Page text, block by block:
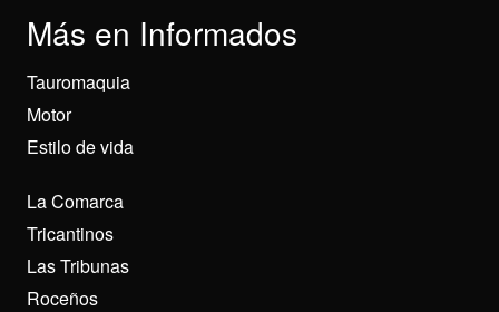
Más en Informados
Tauromaquia
Motor
Estilo de vida
La Comarca
Tricantinos
Las Tribunas
Roceños